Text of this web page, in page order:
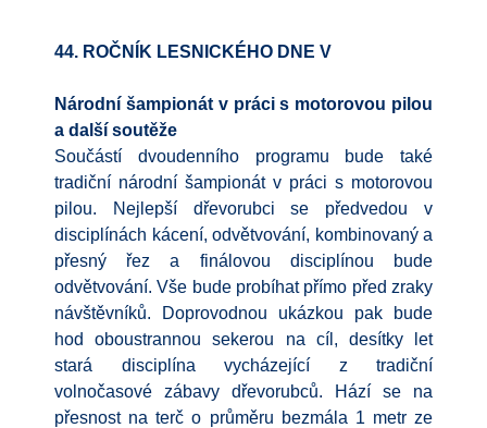
44. ROČNÍK LESNICKÉHO DNE V
Národní šampionát v práci s motorovou pilou
a další soutěže
Součástí dvoudenního programu bude také
tradiční národní šampionát v práci s motorovou
pilou. Nejlepší dřevorubci se předvedou v
disciplínách kácení, odvětvování, kombinovaný a
přesný řez a finálovou disciplínou bude
odvětvování. Vše bude probíhat přímo před zraky
návštěvníků. Doprovodnou ukázkou pak bude
hod oboustrannou sekerou na cíl, desítky let
stará disciplína vycházející z tradiční
volnočasové zábavy dřevorubců. Hází se na
přesnost na terč o průměru bezmála 1 metr ze